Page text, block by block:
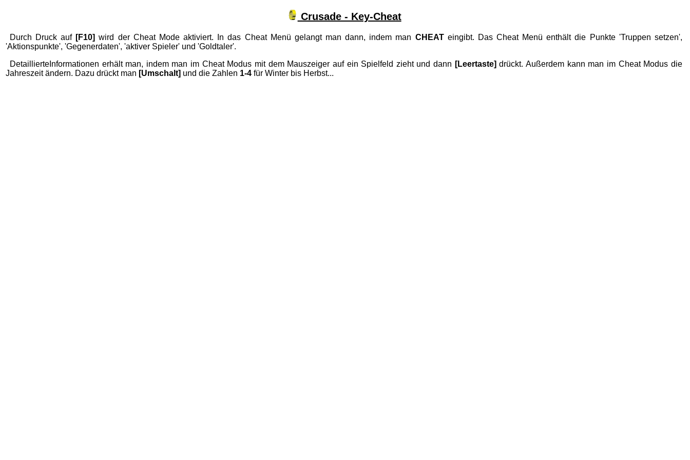
Crusade - Key-Cheat
Durch Druck auf [F10] wird der Cheat Mode aktiviert. In das Cheat Menü gelangt man dann, indem man CHEATeingibt. Das Cheat Menü enthält die Punkte 'Truppen setzen',
'Aktionspunkte', 'Gegenerdaten', 'aktiver Spieler' und 'Goldtaler'.
DetaillierteInformationen erhält man, indem man im Cheat Modus mit dem Mauszeiger auf ein Spielfeld zieht und dann [Leertaste] drückt. Außerdem kann man im Cheat Modus die
Jahreszeit ändern. Dazu drückt man [Umschalt] und die Zahlen 1-4 für Winter bis Herbst...